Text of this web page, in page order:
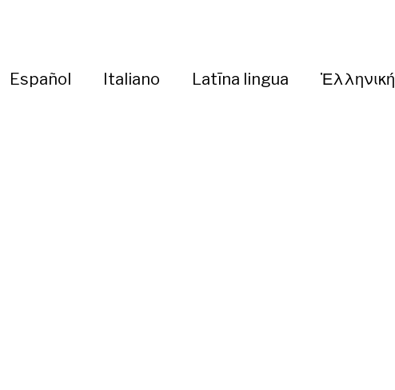
Español Italiano Latīna lingua Ἑλληνική